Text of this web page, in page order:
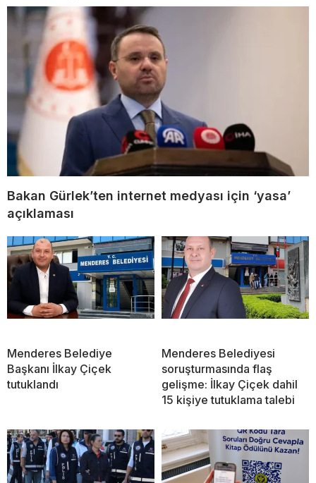
Bakan Gürlek’ten internet medyası için ‘yasa’
açıklaması
Menderes Belediye
Başkanı İlkay Çiçek
tutuklandı
Menderes Belediyesi
soruşturmasında flaş
gelişme: İlkay Çiçek dahil
15 kişiye tutuklama talebi